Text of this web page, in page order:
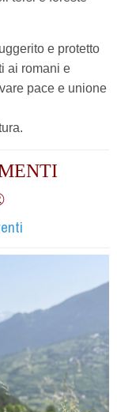
e protetto
ai romani e
pace e unione